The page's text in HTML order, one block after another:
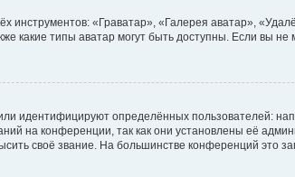
инструментов: «Граватар», «Галерея аватар»,
какие типы аватар могут быть доступны. Если вы не
идентифицируют определённых пользователей:
на конференции, так как они установлены её
своё звание. На большинстве конференций это